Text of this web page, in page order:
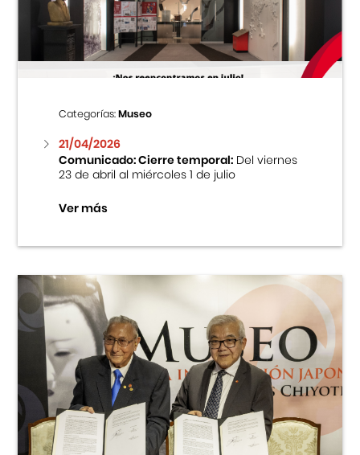
Centro Cultural Peruano Japonés
Museo de la Inmigración Japonesa
Fondo Editorial
Teatro Peruano Japonés
Categorías:Museo
21/04/2026
Comunicado: Cierre temporal:Del viernes
23 de abril al miércoles 1 de julio
Ver más